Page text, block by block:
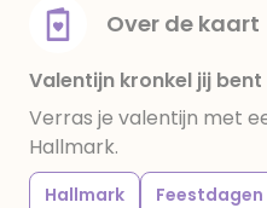
Over de kaart
Valentijn kronkel jij
Verras je valentijn met
Hallmark.
Hallmark Feestdagen